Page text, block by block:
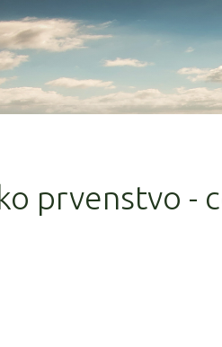
prvenstvo -